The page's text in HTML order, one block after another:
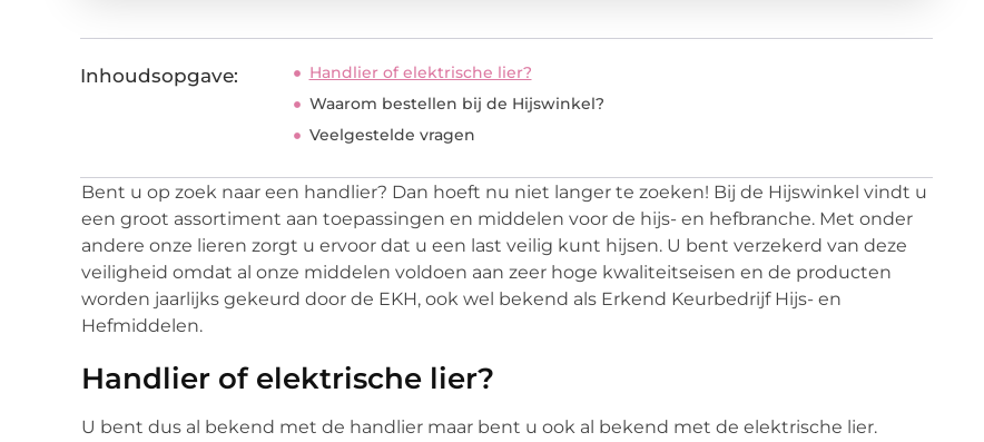
Inhoudsopgave:
Handlier of elektrische lier?
Waarom bestellen bij de Hijswinkel?
Veelgestelde vragen
Bent u op zoek naar een handlier? Dan hoeft nu niet langer te zoeken! Bij de Hijswinkel vindt u
een groot assortiment aan toepassingen en middelen voor de hijs- en hefbranche. Met onder
andere onze lieren zorgt u ervoor dat u een last veilig kunt hijsen. U bent verzekerd van deze
veiligheid omdat al onze middelen voldoen aan zeer hoge kwaliteitseisen en de producten
worden jaarlijks gekeurd door de EKH, ook wel bekend als Erkend Keurbedrijf Hijs- en
Hefmiddelen.
Handlier of elektrische lier?
U bent dus al bekend met de handlier maar bent u ook al bekend met de elektrische lier.